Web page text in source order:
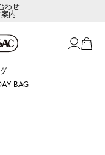
わせ
内
BAG